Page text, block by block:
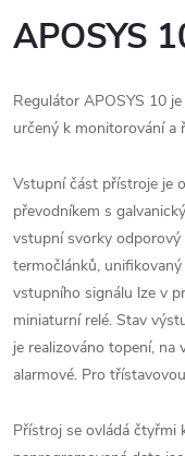
APOSYS
Regulátor APOSYS 10
určený k monitorování a
Vstupní část přístroje je
převodníkem s
vstupní svorky
termočlánků,
vstupního signálu lze v
miniaturní relé. Stav
je realizováno topení,
alarmové. Pro
Přístroj se ovládá čtyřmi